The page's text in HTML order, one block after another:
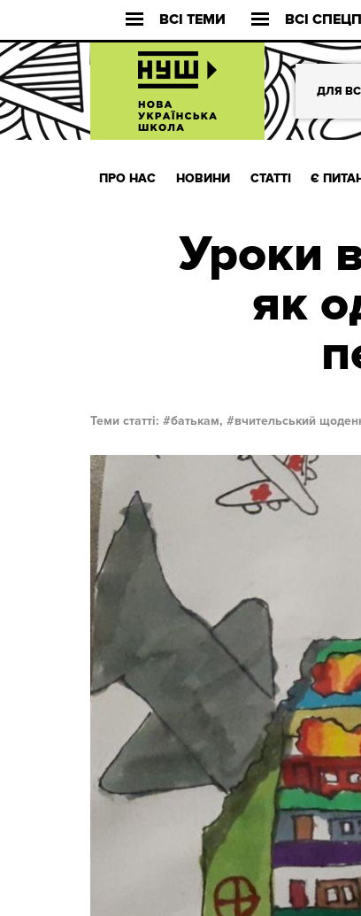
ВСІ ТЕМИ ВСІ
ДЛЯ
ПРО НАС НОВИНИ СТАТТІ Є
Уроки
як
Теми статті: батькам, вчительський